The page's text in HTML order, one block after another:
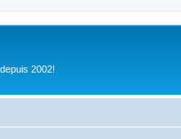
2002!